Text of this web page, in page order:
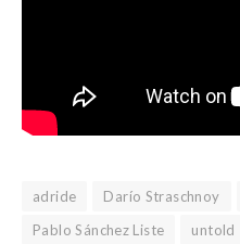
adride Darío Straschnoy
Pablo Sánchez Liste
untold